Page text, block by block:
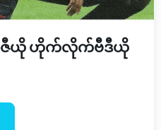
ာဇီယို ဟိုက်လိုက်ဗီဒီယို